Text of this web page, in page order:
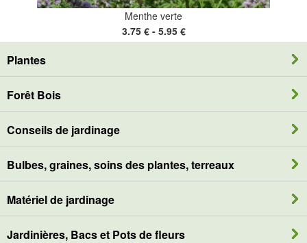
Menthe verte
3.75 € - 5.95 €
Plantes
Forêt Bois
Conseils de jardinage
Bulbes, graines, soins des plantes, terreaux
Matériel de jardinage
Jardinières, Bacs et Pots de fleurs